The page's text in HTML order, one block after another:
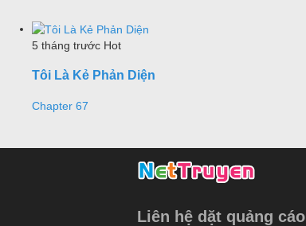
5 tháng trước Hot
Tôi Là Kẻ Phản Diện
Chapter 67
Liên hệ dặt quảng cáo